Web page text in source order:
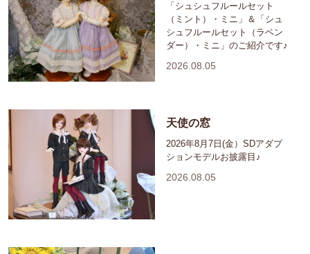
「シュシュフルールセット
（ミント）・ミニ」＆「シュ
シュフルールセット（ラベン
ダー）・ミニ」のご紹介です♪
2026.08.05
天使の窓
2026年8月7日(金）SDアダプ
ションモデルお披露目♪
2026.08.05